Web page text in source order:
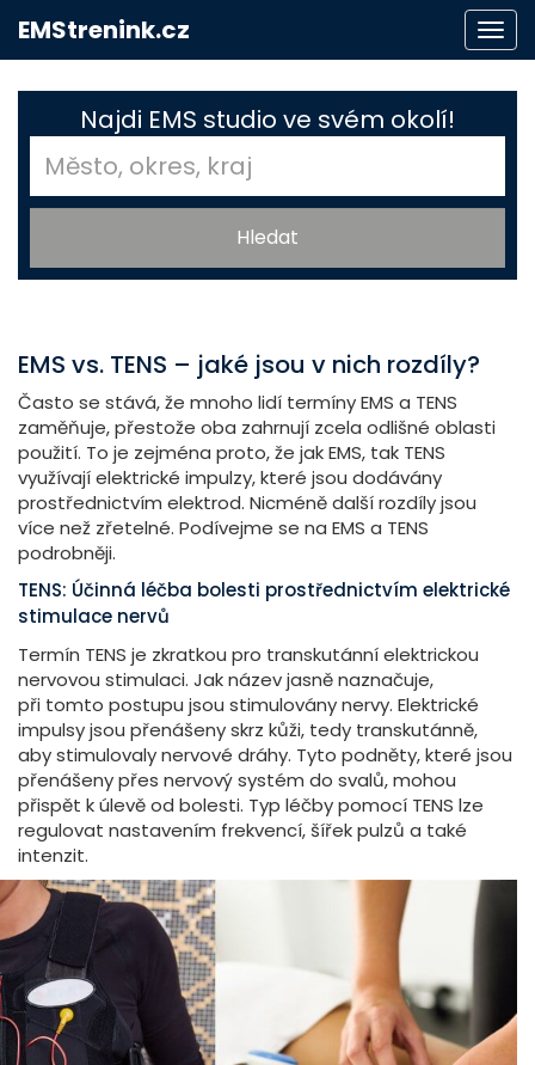
EMStrenink.cz
Najdi EMS studio ve svém okolí!
EMS vs. TENS – jaké jsou v nich rozdíly?
Často se stává, že mnoho lidí termíny EMS a TENS
zaměňuje, přestože oba zahrnují zcela odlišné oblasti
použití. To je zejména proto, že jak EMS, tak TENS
využívají elektrické impulzy, které jsou dodávány
prostřednictvím elektrod. Nicméně další rozdíly jsou
více než zřetelné. Podívejme se na EMS a TENS
podrobněji.
TENS: Účinná léčba bolesti prostřednictvím elektrické
stimulace nervů
Termín TENS je zkratkou pro transkutánní elektrickou
nervovou stimulaci. Jak název jasně naznačuje,
při tomto postupu jsou stimulovány nervy. Elektrické
impulsy jsou přenášeny skrz kůži, tedy transkutánně,
aby stimulovaly nervové dráhy. Tyto podněty, které jsou
přenášeny přes nervový systém do svalů, mohou
přispět k úlevě od bolesti. Typ léčby pomocí TENS lze
regulovat nastavením frekvencí, šířek pulzů a také
intenzit.